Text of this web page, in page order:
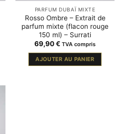
PARFUM DUBAÏ MIXTE
Rosso Ombre – Extrait de
parfum mixte (flacon rouge
150 ml) – Surrati
69,90€ TVA compris
AJOUTER AU PANIER